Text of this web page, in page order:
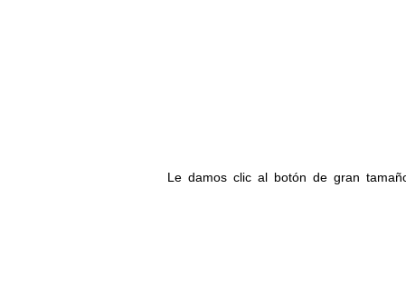
Le damos clic al botón de gran